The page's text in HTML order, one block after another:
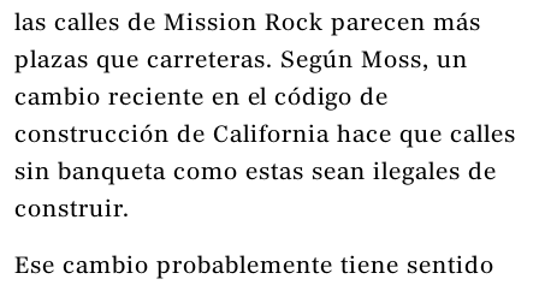
las calles de Mission Rock parecen más
plazas que carreteras. Según Moss, un
cambio reciente en el código de
construcción de California hace que calles
sin banqueta como estas sean ilegales de
construir.
Ese cambio probablemente tiene sentido